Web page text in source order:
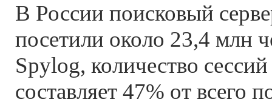
В России поисковый
посетили около 23,4 млн
Spylog, количество
составляет 47% от всего